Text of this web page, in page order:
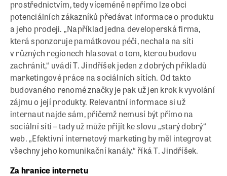
prostřednictvím, tedy víceméně nepřímo lze obci
potenciálních zákazníků předávat informace o produktu
a jeho prodeji. „Například jedna developerská firma,
která sponzoruje památkovou péči, nechala na síti
v různých regionech hlasovat o tom, kterou budovu
zachránit,“ uvádí T. Jindříšek jeden z dobrých příkladů
marketingové práce na sociálních sítích. Od takto
budovaného renomé značky je pak už jen krok k vyvolání
zájmu o její produkty. Relevantní informace si už
internaut najde sám, přičemž nemusí být přímo na
sociální síti – tady už může přijít ke slovu „starý dobrý“
web. „Efektivní internetový marketing by měl integrovat
všechny jeho komunikační kanály,“ říká T. Jindříšek.
Za hranice internetu